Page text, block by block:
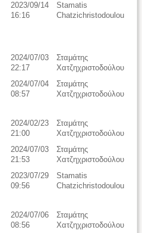
2023/09/14
16:16
Stamatis
Chatzichristodoulou
2024/07/03
22:17
Σταμάτης
Χατζηχριστοδούλου
2024/07/04
08:57
Σταμάτης
Χατζηχριστοδούλου
2024/02/23
21:00
Σταμάτης
Χατζηχριστοδούλου
2024/07/03
21:53
Σταμάτης
Χατζηχριστοδούλου
2023/07/29
09:56
Stamatis
Chatzichristodoulou
2024/07/06
08:56
Σταμάτης
Χατζηχριστοδούλου